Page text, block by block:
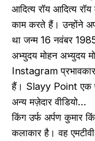
आदित्य रॉय आदित्य
काम करते हैं। उन्होंने
था जन्म 16 नवंबर
अभ्युदय मोहन अभ्युदय
Instagram
हैं। Slayy Point एक
अन्य मज़ेदार वीडियो…
किंग उर्फ ​​अर्पण कुमार
कलाकार है। वह